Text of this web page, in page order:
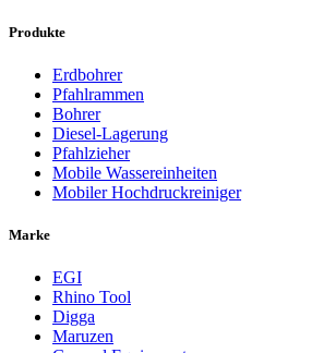
Produkte
Erdbohrer
Pfahlrammen
Bohrer
Diesel-Lagerung
Pfahlzieher
Mobile Wassereinheiten
Mobiler Hochdruckreiniger
Marke
EGI
Rhino Tool
Digga
Maruzen